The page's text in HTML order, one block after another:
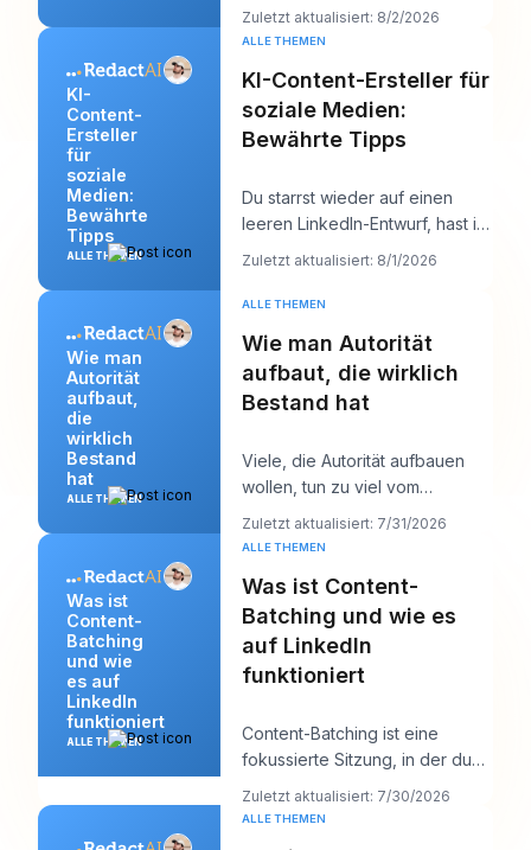
Warteschlange leer, der Hook,
Zuletzt aktualisiert: 8/2/2026
KI-
Content-
Ersteller
für
soziale
Medien:
Bewährte
Tipps
ALLE THEMEN
ALLE THEMEN
KI-Content-Ersteller für
soziale Medien:
Bewährte Tipps
Du starrst wieder auf einen
leeren LinkedIn-Entwurf, hast in
zehn Minuten einen
Zuletzt aktualisiert: 8/1/2026
Wie man
Autorität
aufbaut,
die
wirklich
Bestand
hat
ALLE THEMEN
ALLE THEMEN
Wie man Autorität
aufbaut, die wirklich
Bestand hat
Viele, die Autorität aufbauen
wollen, tun zu viel vom
Falschen. Sie posten mehr,
jagen mehr Reichwei
Zuletzt aktualisiert: 7/31/2026
Was ist
Content-
Batching
und wie
es auf
LinkedIn
funktioniert
ALLE THEMEN
ALLE THEMEN
Was ist Content-
Batching und wie es
auf LinkedIn
funktioniert
Content-Batching ist eine
fokussierte Sitzung, in der du
mehrere LinkedIn-Posts auf
einmal erstellst
Zuletzt aktualisiert: 7/30/2026
ALLE THEMEN